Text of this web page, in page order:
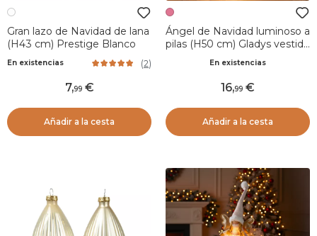
Gran lazo de Navidad de lana
(H43 cm) Prestige Blanco
En existencias (2)
7,99
Añadir a la cesta
Ángel de Navidad luminoso a
pilas (H50 cm) Gladys vestido
En existencias
16,99
Añadir a la cesta